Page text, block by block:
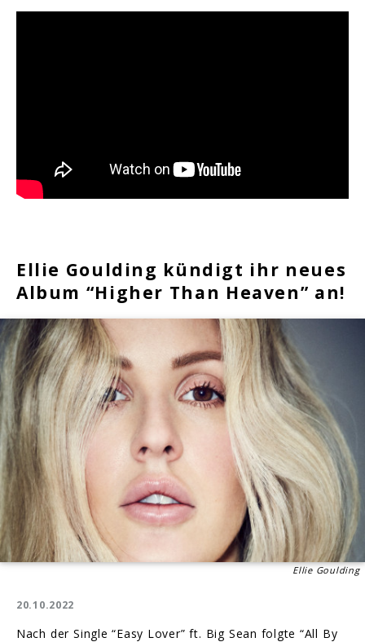
Ellie Goulding kündigt ihr neues
Album “Higher Than Heaven” an!
Ellie Goulding
20.10.2022
Nach der Single “Easy Lover” ft. Big Sean folgte “All By